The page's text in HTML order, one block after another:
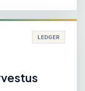
LEDGER